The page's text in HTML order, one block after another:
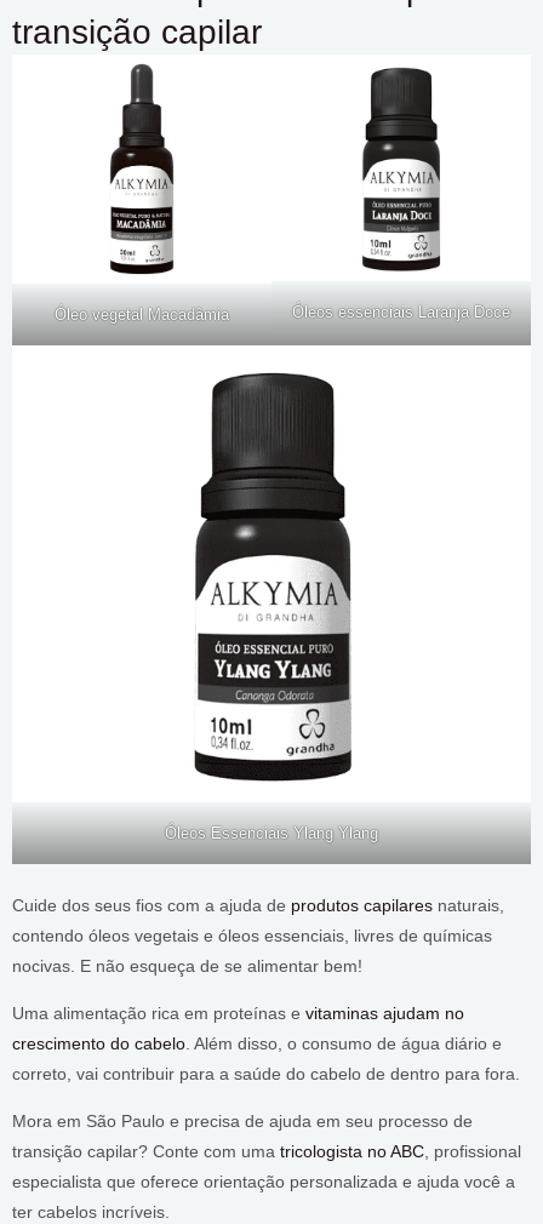
transição capilar
Óleo vegetal Macadâmia Óleos essenciais Laranja Doce
Óleos Essenciais Ylang Ylang
Cuide dos seus fios com a ajuda de produtos capilares naturais,
contendo óleos vegetais e óleos essenciais, livres de químicas
nocivas. E não esqueça de se alimentar bem!
Uma alimentação rica em proteínas e vitaminas ajudam no
crescimento do cabelo. Além disso, o consumo de água diário e
correto, vai contribuir para a saúde do cabelo de dentro para fora.
Mora em São Paulo e precisa de ajuda em seu processo de
transição capilar? Conte com uma tricologista no ABC, profissional
especialista que oferece orientação personalizada e ajuda você a
ter cabelos incríveis.